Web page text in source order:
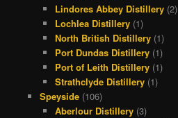
Lindores Abbey Distillery (2)
Lochlea Distillery (1)
North British Distillery (1)
Port Dundas Distillery (1)
Port of Leith Distillery (1)
Strathclyde Distillery (1)
Speyside(106)
Aberlour Distillery (3)